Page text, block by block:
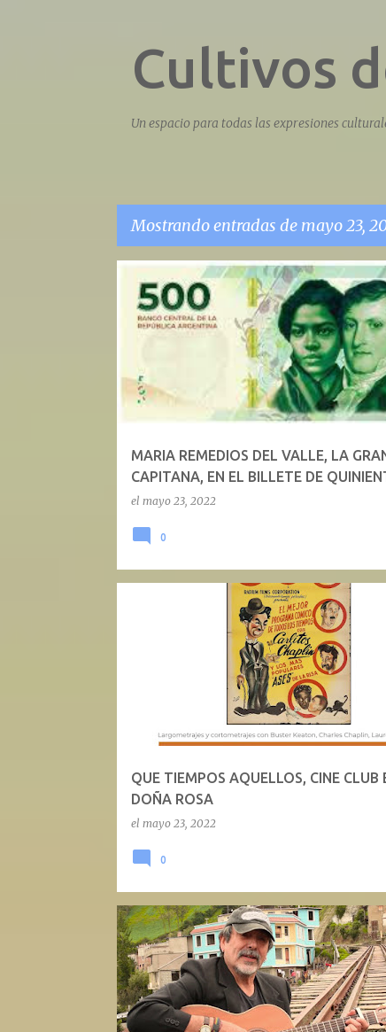
Cultivos
Un espacio para todas las expresiones
Mostrando entradas de mayo 23,
d
MARIA REMEDIOS DEL VALLE, LA
CAPITANA, EN EL BILLETE DE
el mayo 23, 2022
0
QUE TIEMPOS AQUELLOS, CINE CLUB
DOÑA ROSA
el mayo 23, 2022
0